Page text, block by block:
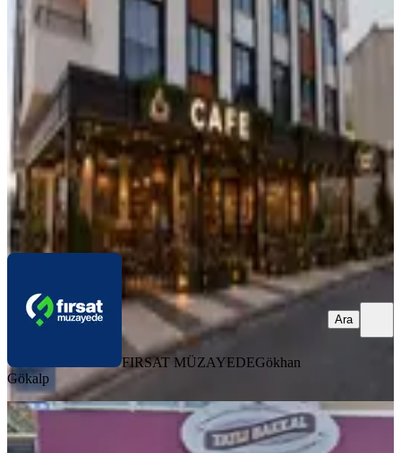
Alınmış Depolu Dükkan
2 Oda·170 m² ·Düz Giriş (Zemin)·08.08.2026
60.000 ₺
FIRSAT MÜZAYEDE Gökhan Gökalp
Ara
FIRSAT MÜZAYEDEGökhan
Gökalp
Ara
YENİ
Kiralık,çevreli Caddesinde Geniş
Bahçeli , Asma Katlı Dükkan.